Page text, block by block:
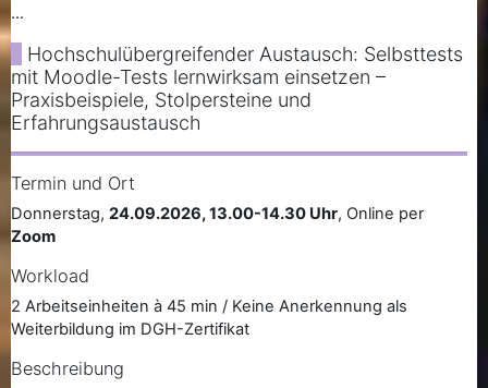
...
Hochschulübergreifender Austausch: Selbsttests
mit Moodle-Tests lernwirksam einsetzen –
Praxisbeispiele, Stolpersteine und
Erfahrungsaustausch
Termin und Ort
Donnerstag, 24.09.2026, 13.00-14.30 Uhr, Online per
Zoom
Workload
2 Arbeitseinheiten à 45 min / Keine Anerkennung als
Weiterbildung im DGH-Zertifikat
Beschreibung